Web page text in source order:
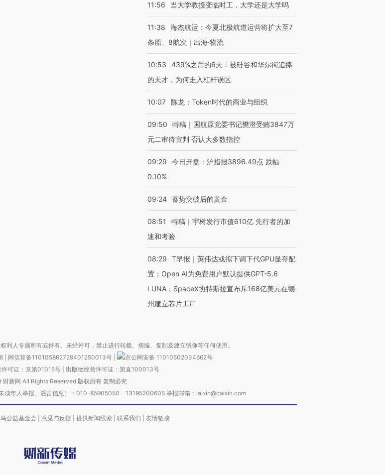
11:56 当大学教授变临时工，大学还是大学吗
11:38
海杰航运：今夏北极航道运营将扩大至7
条船、8航次｜出海·物流
10:53
439%之后的6天：被硅谷和华尔街追捧
的天才，为何走入杠杆误区
10:07 陈龙：Token时代的商业与组织
09:50
特稿｜国航原党委书记樊澄受贿3847万
元二审待宣判 否认大多数指控
09:29
今日开盘：沪指报3896.49点 跌幅
0.10%
09:24 蓄势突破后的黄金
08:51
特稿｜宇树发行市值610亿 先行者的加
速和考验
08:29
T早报｜英伟达或拟下调下代GPU显存配
置；Open AI为免费用户默认提供GPT-5.6
LUNA；SpaceX协特斯拉宣布斥168亿美元在德
州建立芯片工厂
利人专属所有或持有。未经许可，禁止进行转载、摘编、复制及建立镜像等任何使用。
网信算备110105862729401250013号
京公网安备 11010502034662号
可证：京第01015号| 出版物经营许可证：第直100013号
财新网 All Rights Reserved 版权所有 复制必究
成年人举报、谣言信息）：010-85905050 13195200605 举报邮箱：laixin@caixin.com
公益基金会 意见与反馈 提供新闻线索 联系我们 友情链接